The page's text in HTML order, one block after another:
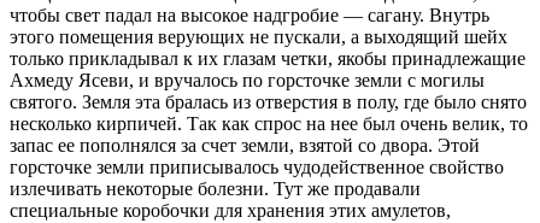
чтобы свет падал на высокое надгробие — сагану. Внутрь
этого помещения верующих не пускали, а выходящий шейх
только прикладывал к их глазам четки, якобы принадлежащие
Ахмеду Ясеви, и вручалось по горсточке земли с могилы
святого. Земля эта бралась из отверстия в полу, где было снято
несколько кирпичей. Так как спрос на нее был очень велик, то
запас ее пополнялся за счет земли, взятой со двора. Этой
горсточке земли приписывалось чудодейственное свойство
излечивать некоторые болезни. Тут же продавали
специальные коробочки для хранения этих амулетов,